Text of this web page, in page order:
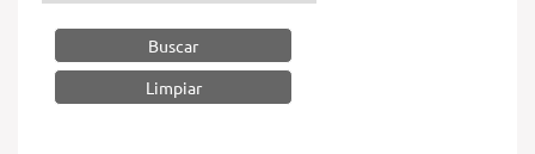
Buscar